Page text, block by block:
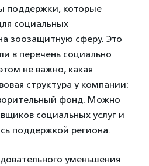
поддержки, которые
социальных
зоозащитную сферу. Это
в перечень социально
не важно, какая
структура у компании:
фонд. Можно
социальных услуг и
поддержкой региона.
уменьшения